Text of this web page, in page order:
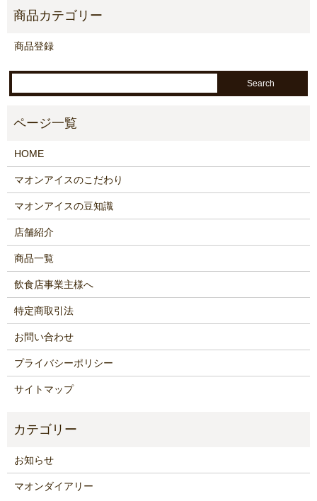
商品登録
HOME
マオンアイスのこだわり
マオンアイスの豆知識
店舗紹介
商品一覧
飲食店事業主様へ
特定商取引法
お問い合わせ
プライバシーポリシー
サイトマップ
お知らせ
マオンダイアリー